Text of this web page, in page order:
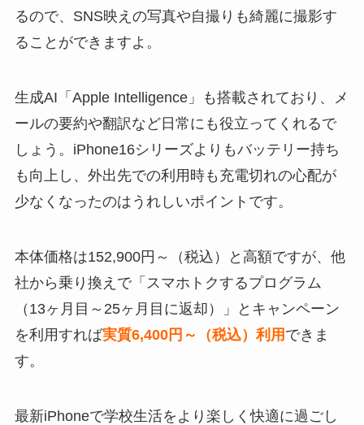
るので、SNS映えの写真や自撮りも綺麗に撮影す
ることができますよ。
生成AI「 Apple Intelligence」も搭載されており、メ
ールの要約や翻訳など日常にも役立ってくれるで
しょう。iPhone16シリーズよりもバッテリー持ち
も向上し、外出先での利用時も充電切れの心配が
少なくなったのはうれしいポイントです。
本体価格は152,900円～（税込）と高額ですが、他
社から乗り換えで「スマホトクするプログラム
（13ヶ月目～25ヶ月目に返却）」とキャンペーン
を利用すれば実質6,400円～（税込）利用 できま
す。
最新iPhoneで学校生活をより楽しく快適に過ごし